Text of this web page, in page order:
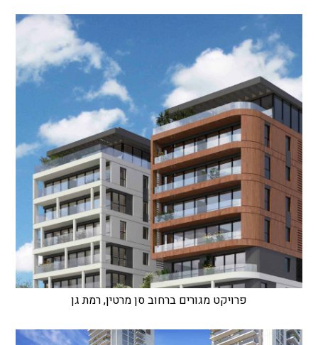
פרויקט מגורים ברחוב סן מרטין, רמת גן